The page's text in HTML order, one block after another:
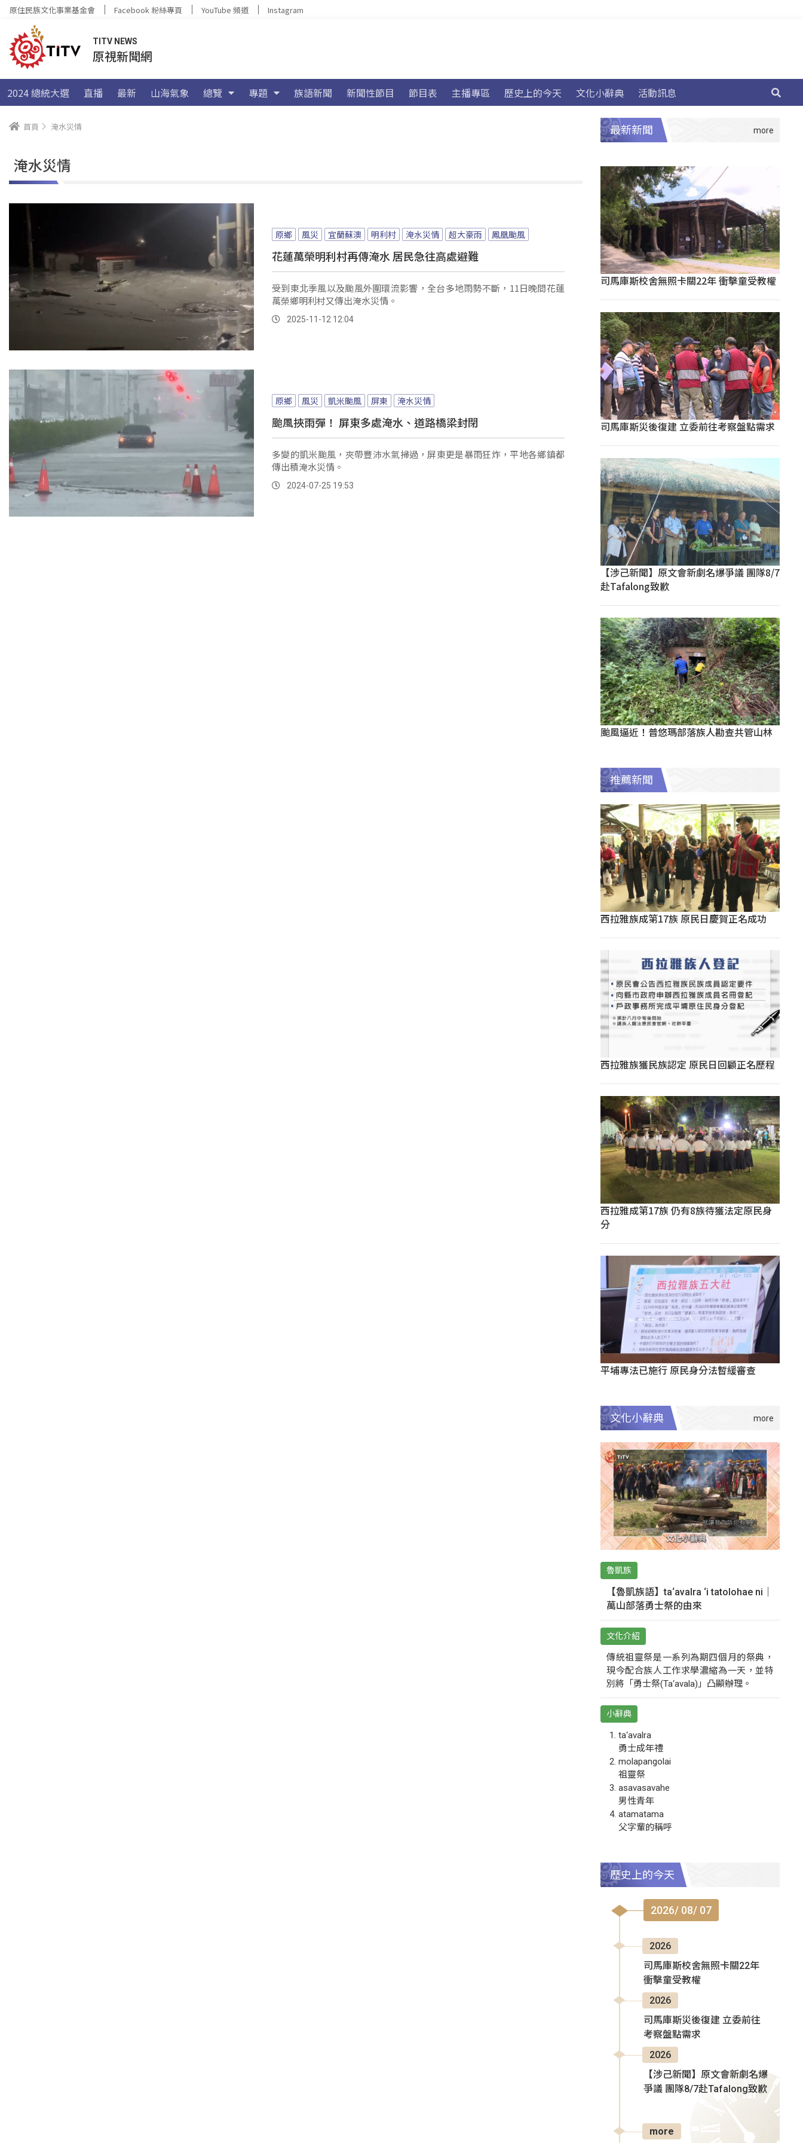
原住民族文化事業基金會 Facebook 粉絲專頁 YouTube 頻道 Instagram
TITV NEWS
原視新聞網
2024 總統大選 直播 最新 山海氣象 總覽 專題 族語新聞 新聞性節目 節目表 主播專區 歷史上的今天 文化小辭典 活動訊息
首頁 淹水災情
淹水災情
原鄉 風災 宜蘭蘇澳 明利村 淹水災情 超大豪雨 鳳凰颱風
花蓮萬榮明利村再傳淹水 居民急往高處避難
受到東北季風以及颱風外圍環流影響，全台多地雨勢不斷，11日晚間花蓮
萬榮鄉明利村又傳出淹水災情。
2025-11-12 12:04
原鄉 風災 凱米颱風 屏東 淹水災情
颱風挾雨彈！ 屏東多處淹水、道路橋梁封閉
多變的凱米颱風，夾帶豐沛水氣掃過，屏東更是暴雨狂炸，平地各鄉鎮都
傳出積淹水災情。
2024-07-25 19:53
最新新聞
司馬庫斯校舍無照卡關22年 衝擊童受教權
司馬庫斯災後復建 立委前往考察盤點需求
【涉己新聞】原文會新劇名爆爭議 團隊8/7
赴Tafalong致歉
颱風逼近！普悠瑪部落族人勘查共管山林
推薦新聞
西拉雅族成第17族 原民日慶賀正名成功
西拉雅族獲民族認定 原民日回顧正名歷程
西拉雅成第17族 仍有8族待獲法定原民身
分
平埔專法已施行 原民身分法暫緩審查
文化小辭典
魯凱族
【魯凱族語】ta‘avalra ‘i tatolohae ni｜
萬山部落勇士祭的由來
文化介紹
傳統祖靈祭是一系列為期四個月的祭典，
現今配合族人工作求學濃縮為一天，並特
別將「勇士祭(Ta‘avala)」凸顯辦理。
小辭典
ta‘avalra
勇士成年禮
molapangolai
祖靈祭
asavasavahe
男性青年
atamatama
父字輩的稱呼
歷史上的今天
2026/ 08/ 07
2026
司馬庫斯校舍無照卡關22年
衝擊童受教權
2026
司馬庫斯災後復建 立委前往
考察盤點需求
2026
【涉己新聞】原文會新劇名爆
爭議 團隊8/7赴Tafalong致歉
more